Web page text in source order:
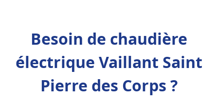
Besoin de chaudière
électrique Vaillant Saint
Pierre des Corps ?